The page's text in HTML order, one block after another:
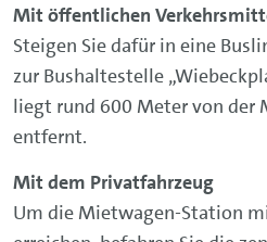
Mit öffentlichen
Steigen Sie dafür in eine
zur Bushaltestelle
liegt rund 600 Meter von der
entfernt.
Mit dem Privatfahrzeug
Um die Mietwagen-Station